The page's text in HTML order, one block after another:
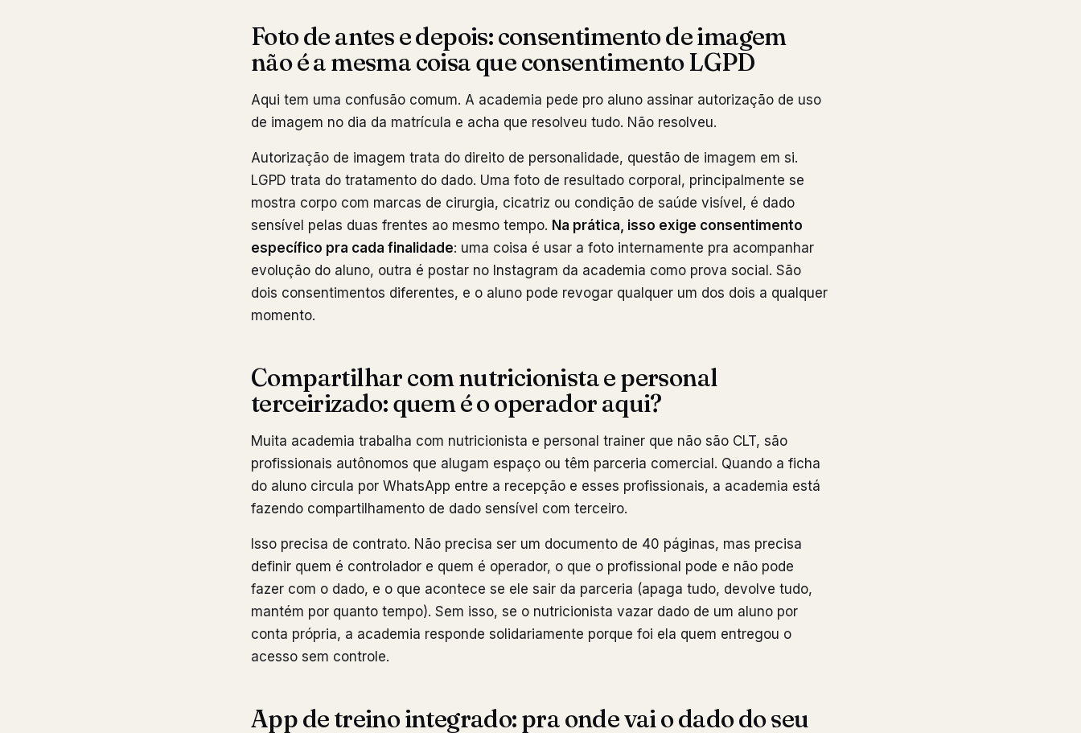
Foto de antes e depois: consentimento de imagem
não é a mesma coisa que consentimento LGPD
Aqui tem uma confusão comum. A academia pede pro aluno assinar autorização de uso
de imagem no dia da matrícula e acha que resolveu tudo. Não resolveu.
Autorização de imagem trata do direito de personalidade, questão de imagem em si.
LGPD trata do tratamento do dado. Uma foto de resultado corporal, principalmente se
mostra corpo com marcas de cirurgia, cicatriz ou condição de saúde visível, é dado
sensível pelas duas frentes ao mesmo tempo. Na prática, isso exige consentimento
específico pra cada finalidade: uma coisa é usar a foto internamente pra acompanhar
evolução do aluno, outra é postar no Instagram da academia como prova social. São
dois consentimentos diferentes, e o aluno pode revogar qualquer um dos dois a qualquer
momento.
Compartilhar com nutricionista e personal
terceirizado: quem é o operador aqui?
Muita academia trabalha com nutricionista e personal trainer que não são CLT, são
profissionais autônomos que alugam espaço ou têm parceria comercial. Quando a ficha
do aluno circula por WhatsApp entre a recepção e esses profissionais, a academia está
fazendo compartilhamento de dado sensível com terceiro.
Isso precisa de contrato. Não precisa ser um documento de 40 páginas, mas precisa
definir quem é controlador e quem é operador, o que o profissional pode e não pode
fazer com o dado, e o que acontece se ele sair da parceria (apaga tudo, devolve tudo,
mantém por quanto tempo). Sem isso, se o nutricionista vazar dado de um aluno por
conta própria, a academia responde solidariamente porque foi ela quem entregou o
acesso sem controle.
App de treino integrado: pra onde vai o dado do seu